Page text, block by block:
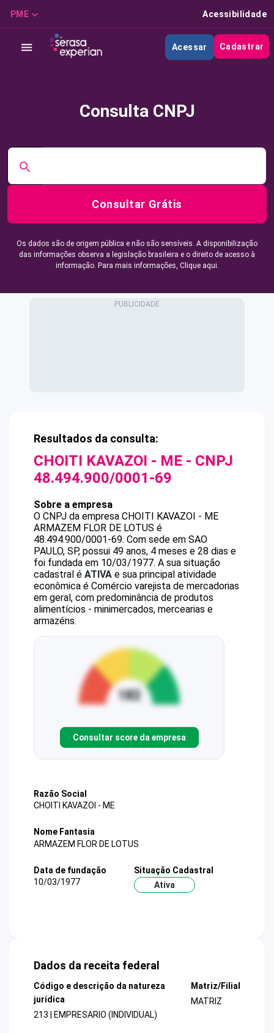
PME Acessibilidade
Acessar Cadastrar
Consulta CNPJ
Consultar Grátis
Os dados são de origem pública e não são sensíveis. A disponibilização
das informações observa a legislação brasileira e o direito de acesso à
informação. Para mais informações, Clique aqui.
Resultados da consulta:
CHOITI KAVAZOI - ME - CNPJ
48.494.900/0001-69
Sobre a empresa
O CNPJ da empresa CHOITI KAVAZOI - ME
ARMAZEM FLOR DE LOTUS é
48.494.900/0001-69. Com sede em SAO
PAULO, SP, possui 49 anos, 4 meses e 28 dias e
foi fundada em 10/03/1977. A sua situação
cadastral é ATIVA e sua principal atividade
econômica é Comércio varejista de mercadorias
em geral, com predominância de produtos
alimentícios - minimercados, mercearias e
armazéns.
Consultar score da empresa
Razão Social
CHOITI KAVAZOI - ME
Nome Fantasia
ARMAZEM FLOR DE LOTUS
Data de fundação
10/03/1977
Situação Cadastral
Ativa
Dados da receita federal
Código e descrição da natureza
jurídica
213 | EMPRESARIO (INDIVIDUAL)
Matriz/Filial
MATRIZ